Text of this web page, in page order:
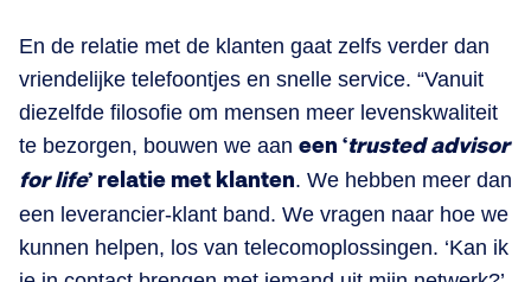
En de relatie met de klanten gaat zelfs verder dan
vriendelijke telefoontjes en snelle service. “Vanuit
diezelfde filosofie om mensen meer levenskwaliteit
te bezorgen, bouwen we aan een ‘trusted advisor
for life’ relatie met klanten. We hebben meer dan
een leverancier-klant band. We vragen naar hoe we
kunnen helpen, los van telecomoplossingen. ‘Kan ik